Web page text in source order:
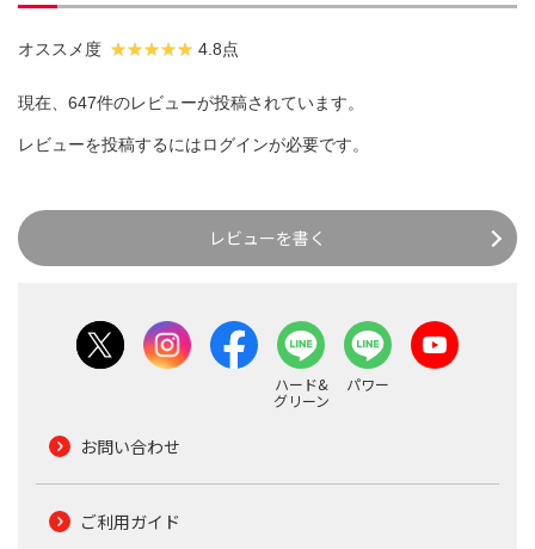
オススメ度 4.8点
現在、647件のレビューが投稿されています。
レビューを投稿するにはログインが必要です。
レビューを書く
ハード&
グリーン
パワー
お問い合わせ
ご利用ガイド